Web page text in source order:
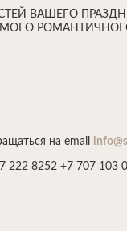
ВАШЕГО
на email
222 8252 +7 707 103